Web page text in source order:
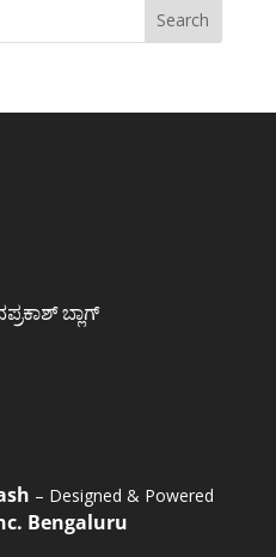
ಬ್ಲಾಗ್
– Designed & Powered
Bengaluru